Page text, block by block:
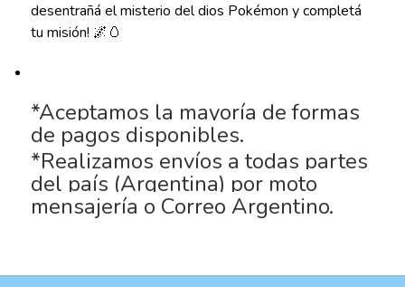
desentrañá el misterio del dios Pokémon y completá
tu misión! 🌌🥚
*Aceptamos la mayoría de formas
de pagos disponibles.
*Realizamos envíos a todas partes
del país (Argentina) por moto
mensajería o Correo Argentino.